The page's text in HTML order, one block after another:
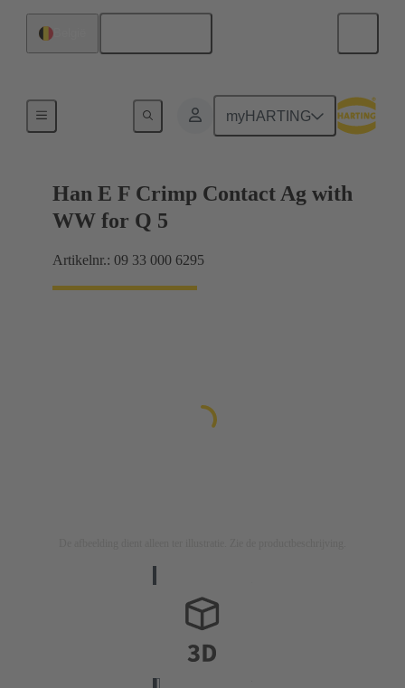
myHARTING
Han E F Crimp Contact Ag with
WW for Q 5
Artikelnr.: 09 33 000 6295